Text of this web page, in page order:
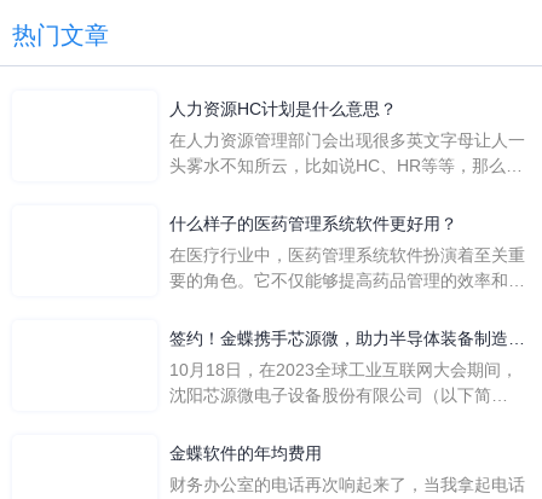
热门文章
人力资源HC计划是什么意思？
在人力资源管理部门会出现很多英文字母让人一
头雾水不知所云，比如说HC、HR等等，那么它
么呢？
什么样子的医药管理系统软件更好用？
在医疗行业中，医药管理系统软件扮演着至关重
要的角色。它不仅能够提高药品管理的效率和准
一个好用的医药管理系统软件应具备以下特点。
地进行操作。 复杂的
签约！金蝶携手芯源微，助力半导体装备制造领
先企业迈向世界
10月18日，在2023全球工业互联网大会期间，
沈阳芯源微电子设备股份有限公司（以下简
下简称“金蝶”）在辽宁沈阳签署战略合作协议。
金蝶软件的年均费用
财务办公室的电话再次响起来了，当我拿起电话